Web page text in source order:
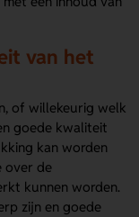
van het
of willekeurig welk
goede kwaliteit
kan worden
over de
kunnen worden.
zijn en goede